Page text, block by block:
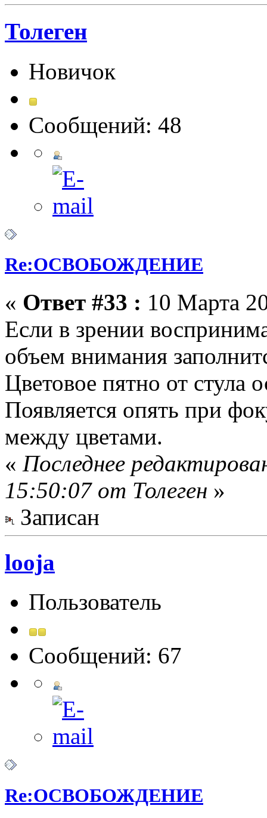
Толеген
Новичок
Сообщений: 48
Re:ОСВОБОЖДЕНИЕ
« Ответ #33 : 10 Марта
Если в зрении
объем внимания
Цветовое пятно от стула
Появляется опять при
между цветами.
« Последнее
15:50:07 от Толеген »
Записан
looja
Пользователь
Сообщений: 67
Re:ОСВОБОЖДЕНИЕ